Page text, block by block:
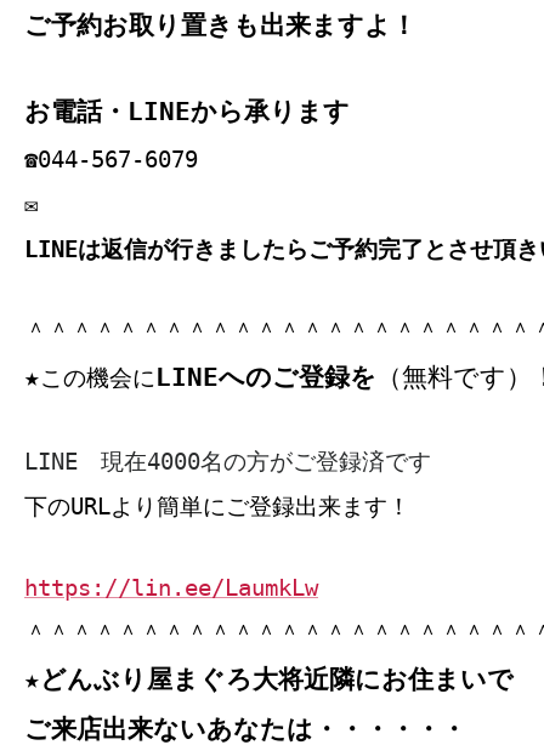
ご予約お取り置きも出来ますよ！
お電話・LINEから承ります
☎044‐567‐6079
✉
LINEは返信が行きましたらご予約完了とさせ頂
＾＾＾＾＾＾＾＾＾＾＾＾＾＾＾＾＾＾＾＾＾
★この機会にLINEへのご登録を （無料です）
LINE 現在4000名の方がご登録済です
下のURLより簡単にご登録出来ます！
https://lin.ee/LaumkLw
＾＾＾＾＾＾＾＾＾＾＾＾＾＾＾＾＾＾＾＾＾
★どんぶり屋まぐろ大将近隣にお住まいで
ご来店出来ないあなたは・・・・・・